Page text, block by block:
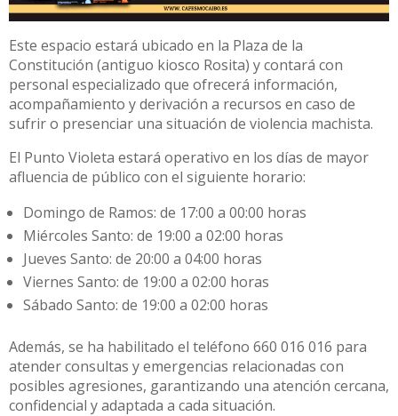
Este espacio estará ubicado en la Plaza de la
Constitución (antiguo kiosco Rosita) y contará con
personal especializado que ofrecerá información,
acompañamiento y derivación a recursos en caso de
sufrir o presenciar una situación de violencia machista.
El Punto Violeta estará operativo en los días de mayor
afluencia de público con el siguiente horario:
Domingo de Ramos: de 17:00 a 00:00 horas
Miércoles Santo: de 19:00 a 02:00 horas
Jueves Santo: de 20:00 a 04:00 horas
Viernes Santo: de 19:00 a 02:00 horas
Sábado Santo: de 19:00 a 02:00 horas
Además, se ha habilitado el teléfono 660 016 016 para
atender consultas y emergencias relacionadas con
posibles agresiones, garantizando una atención cercana,
confidencial y adaptada a cada situación.